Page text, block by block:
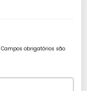
Campos obrigatórios são